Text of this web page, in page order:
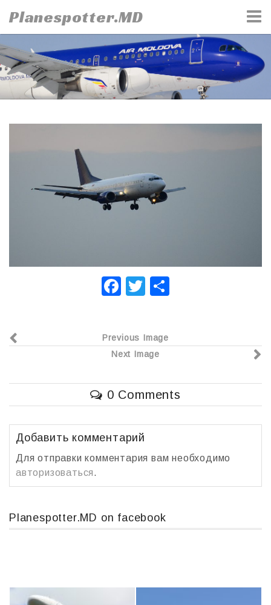
to
content
Planespotter.MD
F
e
b
o
o
k
T
er р
в
и
т
Previous Image
Next Image
0 Comments
Добавить комментарий
Для отправки комментария вам необходимо
авторизоваться.
Planespotter.MD on facebook